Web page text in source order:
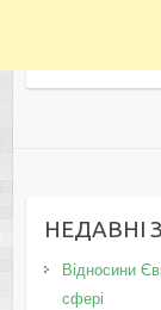
НЕДАВНІ
Відносини
сфері